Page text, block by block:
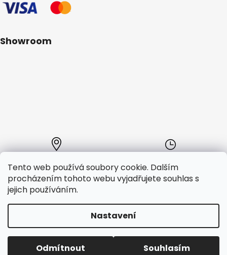
Tento web používá soubory cookie. Dalším
procházením tohoto webu vyjadřujete souhlas s
jejich používáním.
Nastavení
Odmítnout Souhlasím
Showroom
Segway showroom
GSI distribution s.r.o.
Plavecká 2, Praha 2, 12000
Po - Pá:
Copyright 2026Segway-store.cz. Všechna práva